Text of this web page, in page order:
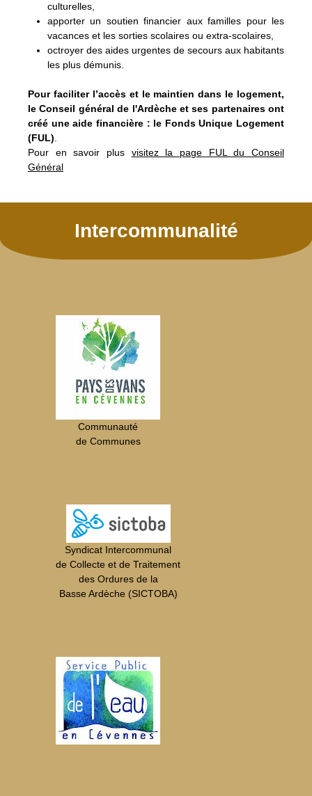
culturelles,
apporter un soutien financier aux familles pour les
vacances et les sorties scolaires ou extra-scolaires,
octroyer des aides urgentes de secours aux habitants
les plus démunis.
Pour faciliter l’accès et le maintien dans le logement,
le Conseil général de l'Ardèche et ses partenaires ont
créé une aide financière : le Fonds Unique Logement
(FUL)
Pour en savoir plus visitez la page FUL du Conseil
Général
Intercommunalité
Communauté
de Communes
Syndicat Intercommunal
de Collecte et de Traitement
des Ordures de la
Basse Ardèche (SICTOBA)